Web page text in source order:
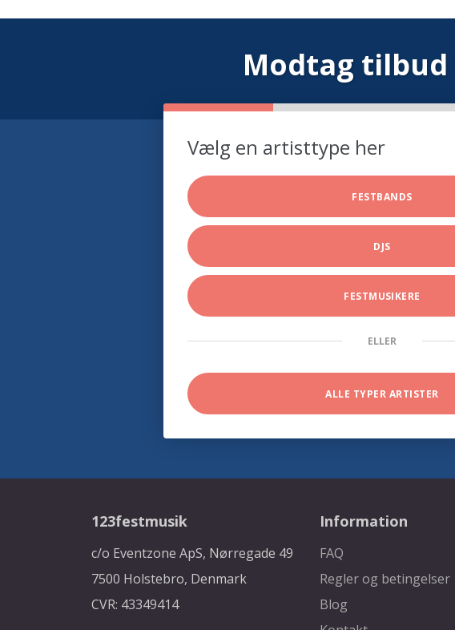
Modtag tilbud
Vælg en artisttype her
FESTBANDS
DJS
FESTMUSIKERE
ELLER
ALLE TYPER ARTISTER
123festmusik
c/o Eventzone ApS, Nørregade 49
7500 Holstebro, Denmark
CVR: 43349414
Information
FAQ
Regler og betingelser
Blog